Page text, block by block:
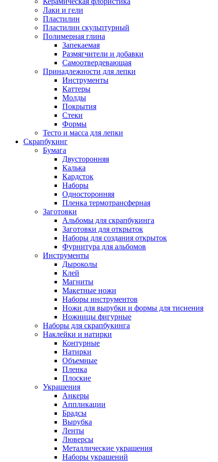
Лаки и гели
Пластилин
Пластилин скульптурный
Полимерная глина
Запекаемая
Размягчители и добавки
Самоотвердевающая
Принадлежности для лепки
Инструменты
Каттеры
Молды
Покрытия
Стеки
Формы
Тесто и масса для лепки
Скрапбукинг
Бумага
Двусторонняя
Калька
Кардсток
Наборы
Односторонняя
Пленка термотрансферная
Заготовки
Альбомы для скрапбукинга
Заготовки для открыток
Наборы для создания открыток
Фурнитура для альбомов
Инструменты
Дыроколы
Клей
Магниты
Макетные ножи
Наборы инструментов
Ножи для вырубки и формы для тиснения
Ножницы фигурные
Наборы для скрапбукинга
Наклейки и натирки
Контурные
Натирки
Объемные
Пленка
Плоские
Украшения
Анкеры
Аппликации
Брадсы
Вырубка
Ленты
Люверсы
Металлические украшения
Наборы украшений